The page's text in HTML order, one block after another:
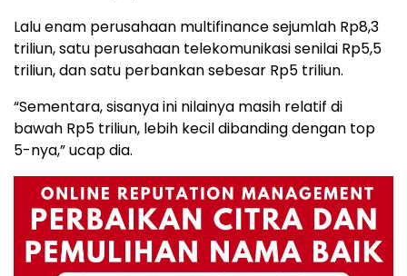
Lalu enam perusahaan multifinance sejumlah Rp8,3
triliun, satu perusahaan telekomunikasi senilai Rp5,5
triliun, dan satu perbankan sebesar Rp5 triliun.
“Sementara, sisanya ini nilainya masih relatif di
bawah Rp5 triliun, lebih kecil dibanding dengan top
5-nya,” ucap dia.